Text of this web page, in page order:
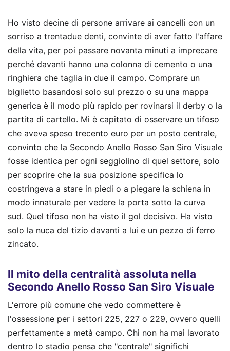
Ho visto decine di persone arrivare ai cancelli con un
sorriso a trentadue denti, convinte di aver fatto l'affare
della vita, per poi passare novanta minuti a imprecare
perché davanti hanno una colonna di cemento o una
ringhiera che taglia in due il campo. Comprare un
biglietto basandosi solo sul prezzo o su una mappa
generica è il modo più rapido per rovinarsi il derby o la
partita di cartello. Mi è capitato di osservare un tifoso
che aveva speso trecento euro per un posto centrale,
convinto che la Secondo Anello Rosso San Siro Visuale
fosse identica per ogni seggiolino di quel settore, solo
per scoprire che la sua posizione specifica lo
costringeva a stare in piedi o a piegare la schiena in
modo innaturale per vedere la porta sotto la curva
sud. Quel tifoso non ha visto il gol decisivo. Ha visto
solo la nuca del tizio davanti a lui e un pezzo di ferro
zincato.
Il mito della centralità assoluta nella
Secondo Anello Rosso San Siro Visuale
L'errore più comune che vedo commettere è
l'ossessione per i settori 225, 227 o 229, ovvero quelli
perfettamente a metà campo. Chi non ha mai lavorato
dentro lo stadio pensa che "centrale" significhi